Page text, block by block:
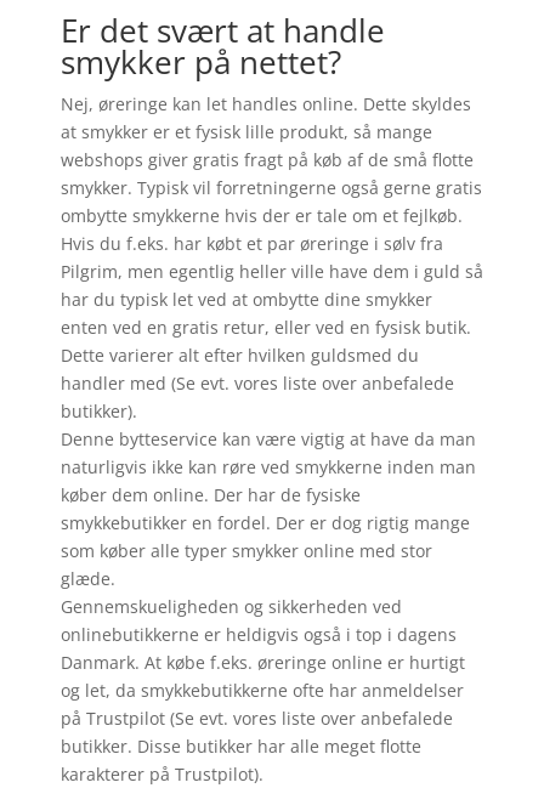
Er det svært at handle
smykker på nettet?
Nej, øreringe kan let handles online. Dette skyldes
at smykker er et fysisk lille produkt, så mange
webshops giver gratis fragt på køb af de små flotte
smykker. Typisk vil forretningerne også gerne gratis
ombytte smykkerne hvis der er tale om et fejlkøb.
Hvis du f.eks. har købt et par øreringe i sølv fra
Pilgrim, men egentlig heller ville have dem i guld så
har du typisk let ved at ombytte dine smykker
enten ved en gratis retur, eller ved en fysisk butik.
Dette varierer alt efter hvilken guldsmed du
handler med (Se evt. vores liste over anbefalede
butikker).
Denne bytteservice kan være vigtig at have da man
naturligvis ikke kan røre ved smykkerne inden man
køber dem online. Der har de fysiske
smykkebutikker en fordel. Der er dog rigtig mange
som køber alle typer smykker online med stor
glæde.
Gennemskueligheden og sikkerheden ved
onlinebutikkerne er heldigvis også i top i dagens
Danmark. At købe f.eks. øreringe online er hurtigt
og let, da smykkebutikkerne ofte har anmeldelser
på Trustpilot (Se evt. vores liste over anbefalede
butikker. Disse butikker har alle meget flotte
karakterer på Trustpilot).